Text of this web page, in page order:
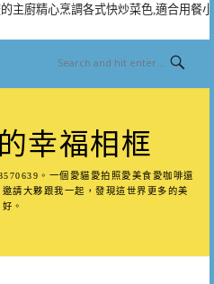
主廚精心烹調各式快炒菜色,適合用餐小
幸福相框
。一個愛貓愛拍照愛美食愛咖啡還
請大夥跟我一起，發現這世界更多的美
好。